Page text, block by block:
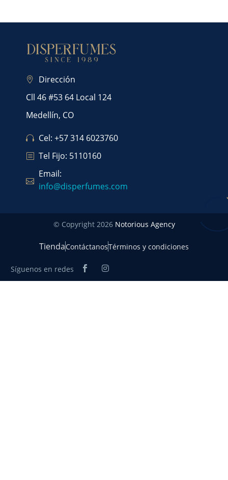
Dirección
Cll 46 #53 64 Local 124
Medellín, CO
Cel: +57 314 6023760
Tel Fijo: 5110160
Email:
info@disperfumes.com
© Copyright 2026 Notorious Agency
TiendaContáctanosTérminos y condiciones
Síguenos en redes